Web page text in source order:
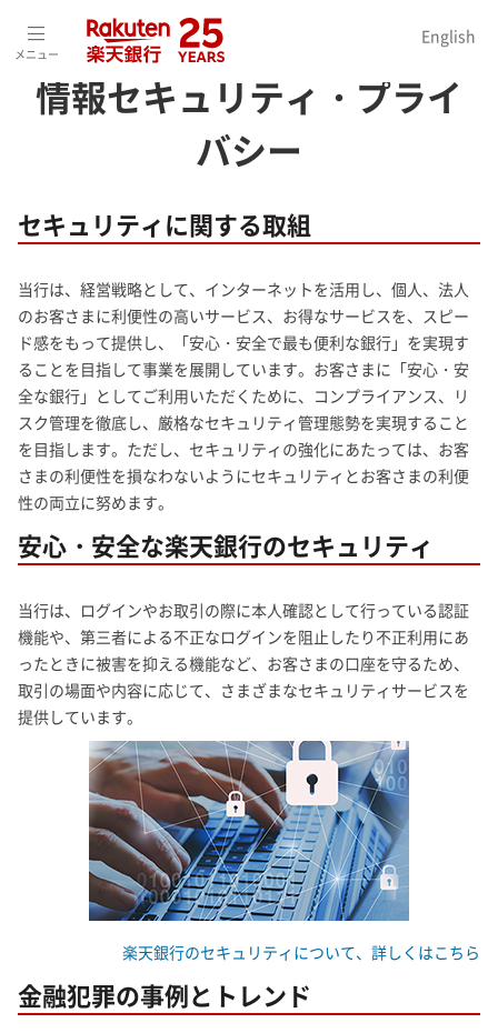
メニュー
English
ホーム 会社情報> ガバナンス 情報セキュリティ・プライバシー
情報セキュリティ・プライ
バシー
セキュリティに関する取組
当行は、経営戦略として、インターネットを活用し、個人、法人
のお客さまに利便性の高いサービス、お得なサービスを、スピー
ド感をもって提供し、「安心・安全で最も便利な銀行」を実現す
ることを目指して事業を展開しています。お客さまに「安心・安
全な銀行」としてご利用いただくために、コンプライアンス、リ
スク管理を徹底し、厳格なセキュリティ管理態勢を実現すること
を目指します。ただし、セキュリティの強化にあたっては、お客
さまの利便性を損なわないようにセキュリティとお客さまの利便
性の両立に努めます。
安心・安全な楽天銀行のセキュリティ
当行は、ログインやお取引の際に本人確認として行っている認証
機能や、第三者による不正なログインを阻止したり不正利用にあ
ったときに被害を抑える機能など、お客さまの口座を守るため、
取引の場面や内容に応じて、さまざまなセキュリティサービスを
提供しています。
楽天銀行のセキュリティについて、詳しくはこちら
金融犯罪の事例とトレンド